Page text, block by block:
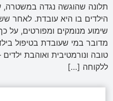
תלונה שהוגשה נגדה במשטרה,
הילדים בו היא עובדת. לאחר
שימוע מנומקים ומפורטים, על
מדובר במי שעובדת בטיפול
טובה ונורמטיבית ואוהבת
ללקוחה […]